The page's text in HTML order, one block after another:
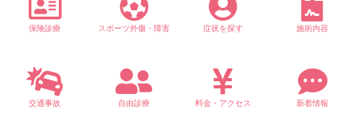
保険診療 スポーツ外傷・障害 症状を探す 施術内容
交通事故 自由診療 料金・アクセス 新着情報